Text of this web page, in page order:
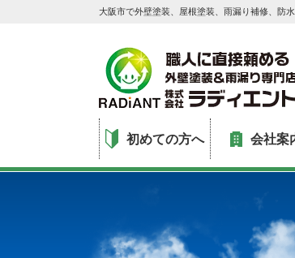
大阪市で外壁塗装、屋根塗装、雨漏り補修、防
初めての方へ 会社案